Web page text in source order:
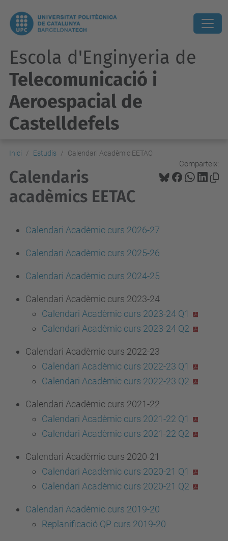
Escola d'Enginyeria de
Telecomunicació i
Aeroespacial de
Castelldefels
Inici Estudis Calendari Acadèmic EETAC
Comparteix:
Calendaris
acadèmics EETAC
Calendari Acadèmic curs 2026-27
Calendari Acadèmic curs 2025-26
Calendari Acadèmic curs 2024-25
Calendari Acadèmic curs 2023-24
Calendari Acadèmic curs 2023-24 Q1
Calendari Acadèmic curs 2023-24 Q2
Calendari Acadèmic curs 2022-23
Calendari Acadèmic curs 2022-23 Q1
Calendari Acadèmic curs 2022-23 Q2
Calendari Acadèmic curs 2021-22
Calendari Acadèmic curs 2021-22 Q1
Calendari Acadèmic curs 2021-22 Q2
Calendari Acadèmic curs 2020-21
Calendari Acadèmic curs 2020-21 Q1
Calendari Acadèmic curs 2020-21 Q2
Calendari Acadèmic curs 2019-20
Replanificació QP curs 2019-20